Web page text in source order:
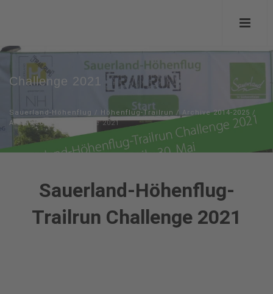
Challenge 2021
Sauerland-Höhenflug / Höhenflug-Trailrun / Archive 2014-2025 /
Archiv 2021 / Challenge 2021
Sauerland-Höhenflug-
Trailrun Challenge 2021